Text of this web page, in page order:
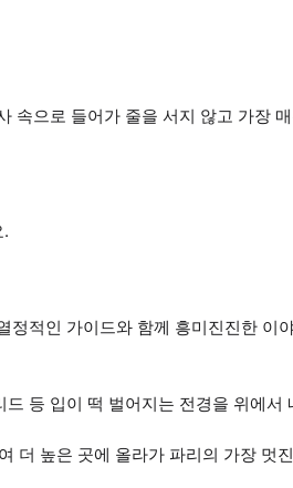
속으로 들어가 줄을 서지 않고 가장
적인 가이드와 함께 흥미진진한 이
등 입이 떡 벌어지는 전경을 위에서
더 높은 곳에 올라가 파리의 가장 멋